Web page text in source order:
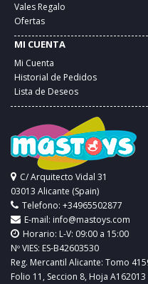
Vales Regalo
Ofertas
MI CUENTA
Mi Cuenta
Historial de Pedidos
Lista de Deseos
C/ Arquitecto Vidal 31
03013 Alicante (Spain)
Telefono: +34965502877
E-mail: info@mastoys.com
Horario: L-V: 09:00 a 15:00
Nº VIES: ES-B42603530
Reg. Mercantil Alicante: Tomo
Folio 11, Seccion 8, Hoja A162013